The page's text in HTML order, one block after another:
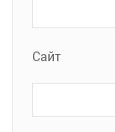
Сайт